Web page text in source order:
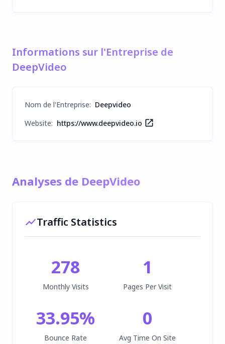
Informations sur l'Entreprise de
DeepVideo
Nom de l'Entreprise: Deepvideo
Website: https://www.deepvideo.io
Analyses de DeepVideo
Traffic Statistics
278
Monthly Visits
1
Pages Per Visit
33.95%
Bounce Rate
0
Avg Time On Site